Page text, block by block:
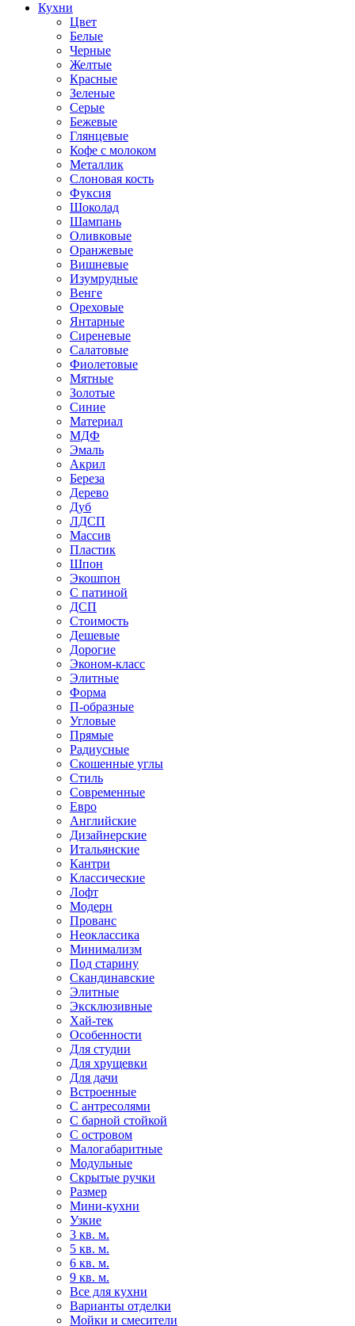
Кухни
Цвет
Белые
Черные
Желтые
Красные
Зеленые
Серые
Бежевые
Глянцевые
Кофе с молоком
Металлик
Слоновая кость
Фуксия
Шоколад
Шампань
Оливковые
Оранжевые
Вишневые
Изумрудные
Венге
Ореховые
Янтарные
Сиреневые
Салатовые
Фиолетовые
Мятные
Золотые
Синие
Материал
МДФ
Эмаль
Акрил
Береза
Дерево
Дуб
ЛДСП
Массив
Пластик
Шпон
Экошпон
С патиной
ДСП
Стоимость
Дешевые
Дорогие
Эконом-класс
Элитные
Форма
П-образные
Угловые
Прямые
Радиусные
Скошенные углы
Стиль
Современные
Евро
Английские
Дизайнерские
Итальянские
Кантри
Классические
Лофт
Модерн
Прованс
Неоклассика
Минимализм
Под старину
Скандинавские
Элитные
Эксклюзивные
Хай-тек
Особенности
Для студии
Для хрущевки
Для дачи
Встроенные
С антресолями
С барной стойкой
С островом
Малогабаритные
Модульные
Скрытые ручки
Размер
Мини-кухни
Узкие
3 кв. м.
5 кв. м.
6 кв. м.
9 кв. м.
Все для кухни
Варианты отделки
Мойки и смесители